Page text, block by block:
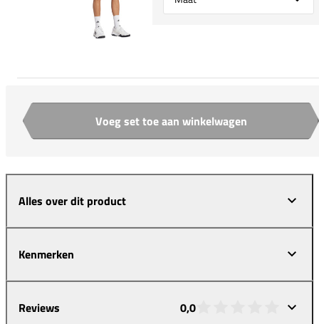
Aantal Voeg set toe aan winkelwagen
Alles over dit product
Kenmerken
Reviews 0,0